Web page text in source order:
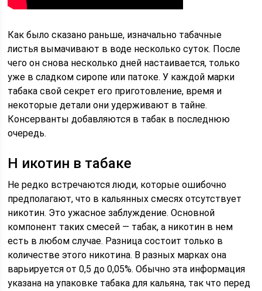
Как было сказано раньше, изначально табачные
листья вымачивают в воде несколько суток. После
чего он снова несколько дней настаивается, только
уже в сладком сиропе или патоке. У каждой марки
табака свой секрет его приготовление, время и
некоторые детали они удерживают в тайне.
Консерванты добавляются в табак в последнюю
очередь.
Н икотин в табаке
Не редко встречаются люди, которые ошибочно
предполагают, что в кальянных смесях отсутствует
никотин. Это ужасное заблуждение. Основной
компонент таких смесей — табак, а никотин в нем
есть в любом случае. Разница состоит только в
количестве этого никотина. В разных марках она
варьируется от 0,5 до 0,05%. Обычно эта информация
указана на упаковке табака для кальяна, так что перед